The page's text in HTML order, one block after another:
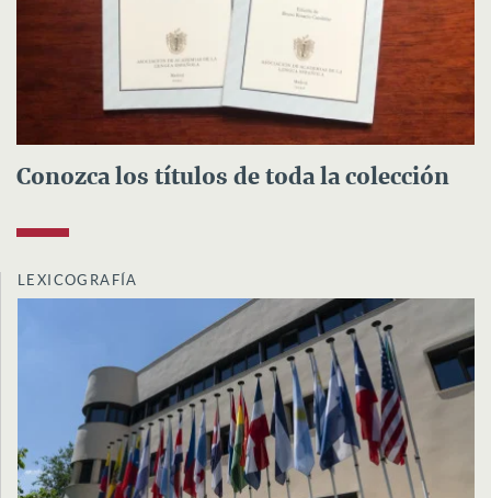
Conozca los títulos de toda la colección
LEXICOGRAFÍA